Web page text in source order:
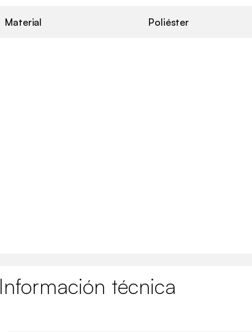
Material Poliéster
Información técnica